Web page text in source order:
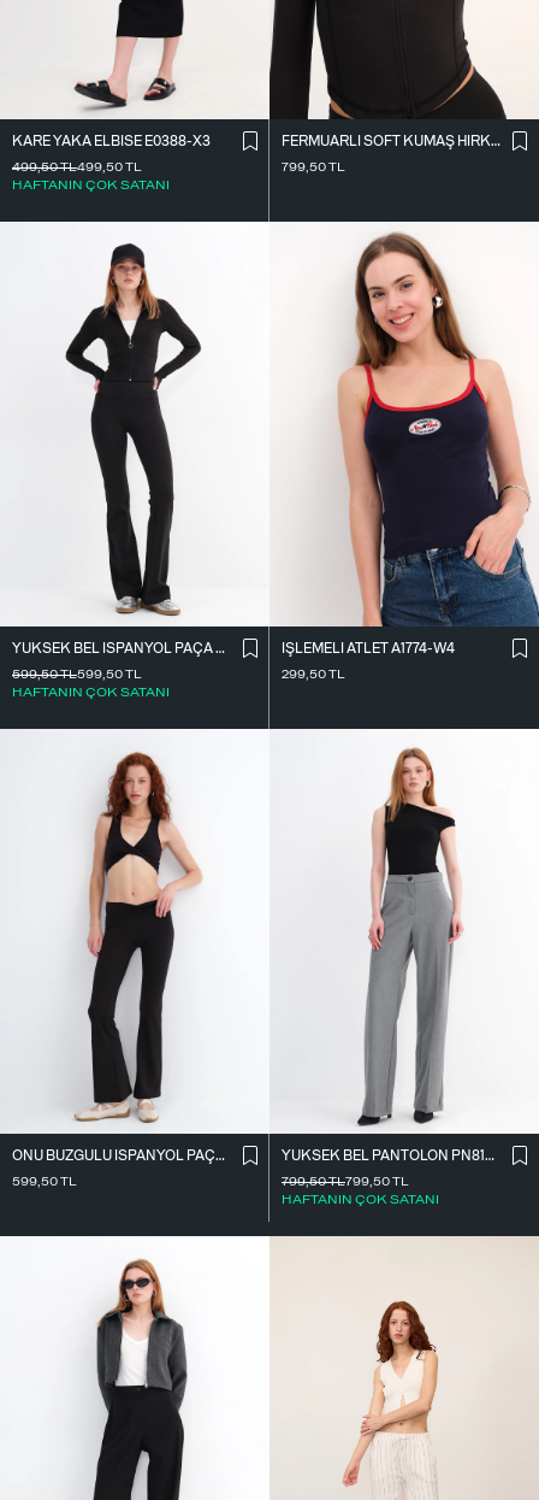
KARE YAKA ELBISE E0388-X3
499,50TL
HAFTANIN ÇOK SATANI
499,50TL
FERMUARLI SOFT KUMAŞ HIRKA H0089
799,50TL
YÜKSEK BEL İ̇SPANYOL PAÇA TAYT TYT0048-E10
599,50TL
HAFTANIN ÇOK SATANI
599,50TL
İ̇ŞLEMELI ATLET A1774-W4
299,50TL
ÖNÜ BÜZGÜLÜ İ̇SPANYOL PAÇA TAYT TYT4009
599,50TL
YÜKSEK BEL PANTOLON PN8130-R4
799,50TL
HAFTANIN ÇOK SATANI
799,50TL